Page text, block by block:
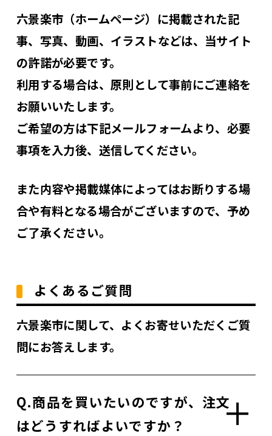
六景楽市（ホームページ）に掲載された記
事、写真、動画、イラストなどは、当サイト
の許諾が必要です。
利用する場合は、原則として事前にご連絡を
お願いいたします。
ご希望の方は下記メールフォームより、必要
事項を入力後、送信してください。
また内容や掲載媒体によってはお断りする場
合や有料となる場合がございますので、予め
ご了承ください。
よくあるご質問
六景楽市に関して、よくお寄せいただくご質
問にお答えします。
Q.商品を買いたいのですが、注文
はどうすればよいですか？